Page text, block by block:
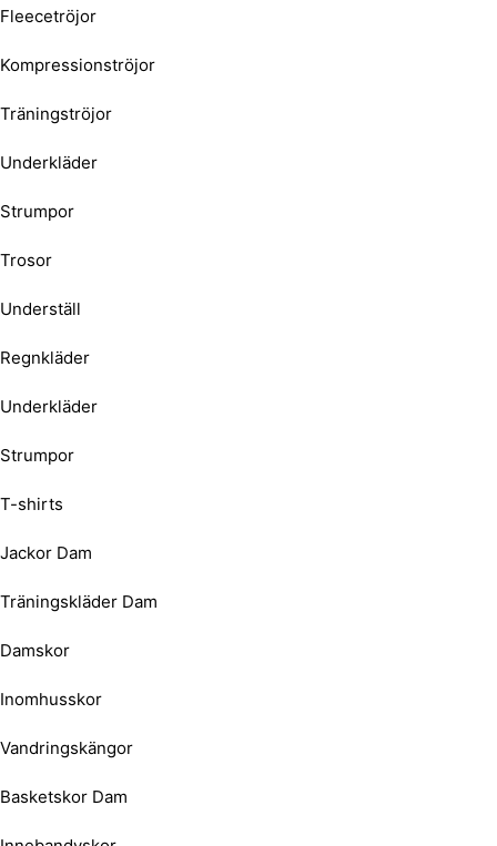
Fleecetröjor
Kompressionströjor
Träningströjor
Underkläder
Strumpor
Trosor
Underställ
Regnkläder
Underkläder
Strumpor
T-shirts
Jackor Dam
Träningskläder Dam
Damskor
Inomhusskor
Vandringskängor
Basketskor Dam